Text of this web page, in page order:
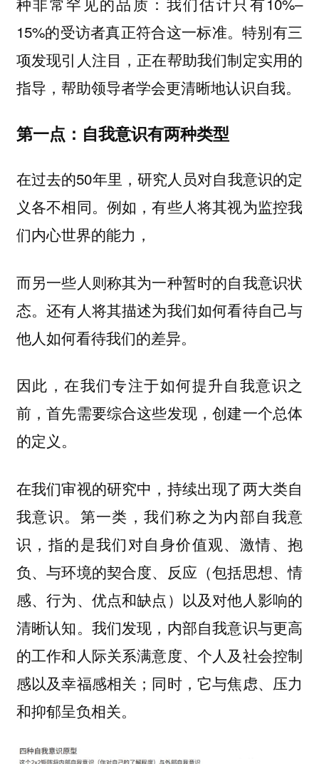
15%的受访者真正符合这一标准。特别有三
项发现引人注目，正在帮助我们制定实用的
指导，帮助领导者学会更清晰地认识自我。
第一点：自我意识有两种类型
在过去的50年里，研究人员对自我意识的定
义各不相同。例如，有些人将其视为监控我
们内心世界的能力，
而另一些人则称其为一种暂时的自我意识状
态。还有人将其描述为我们如何看待自己与
他人如何看待我们的差异。
因此，在我们专注于如何提升自我意识之
前，首先需要综合这些发现，创建一个总体
的定义。
在我们审视的研究中，持续出现了两大类自
我意识。第一类，我们称之为内部自我意
识，指的是我们对自身价值观、激情、抱
负、与环境的契合度、反应（包括思想、情
感、行为、优点和缺点）以及对他人影响的
清晰认知。我们发现，内部自我意识与更高
的工作和人际关系满意度、个人及社会控制
感以及幸福感相关；同时，它与焦虑、压力
和抑郁呈负相关。